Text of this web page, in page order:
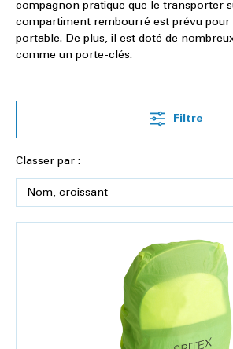
compagnon pratique que le transporter
compartiment rembourré est prévu
portable. De plus, il est doté de
comme un porte-clés.
Filtre
Classer par :